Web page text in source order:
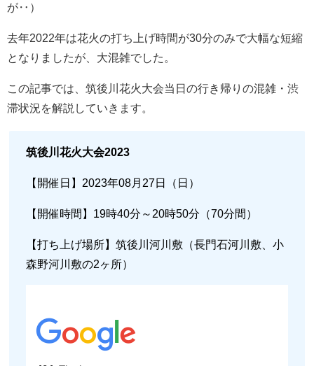
が‥）
去年2022年は花火の打ち上げ時間が30分のみで大幅な短縮
となりましたが、大混雑でした。
この記事では、筑後川花火大会当日の行き帰りの混雑・渋
滞状況を解説していきます。
筑後川花火大会2023
【開催日】2023年08月27日（日）
【開催時間】19時40分～20時50分（70分間）
【打ち上げ場所】筑後川河川敷（長門石河川敷、小
森野河川敷の2ヶ所）